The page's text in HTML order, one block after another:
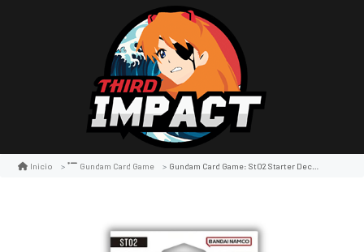
Inicio Gundam Card Game Gundam Card Game: St02 Starter Deck Wings Of Advance